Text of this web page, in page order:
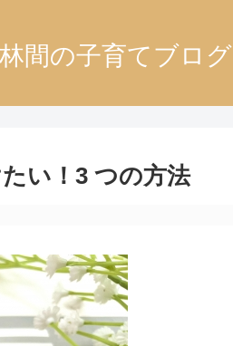
間の子育てブログ
い！3 つの方法